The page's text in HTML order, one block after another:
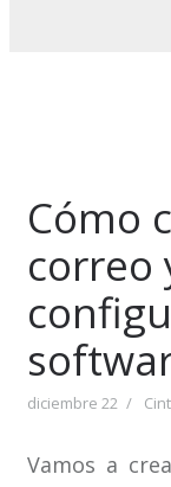
Cómo
correo
diciembre 22
Vamos a